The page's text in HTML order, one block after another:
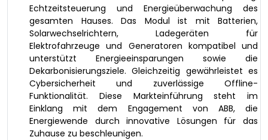
Echtzeitsteuerung und Energieüberwachung des
gesamten Hauses. Das Modul ist mit Batterien,
Solarwechselrichtern, Ladegeräten für
Elektrofahrzeuge und Generatoren kompatibel und
unterstützt Energieeinsparungen sowie die
Dekarbonisierungsziele. Gleichzeitig gewährleistet es
Cybersicherheit und zuverlässige Offline-
Funktionalität. Diese Markteinführung steht im
Einklang mit dem Engagement von ABB, die
Energiewende durch innovative Lösungen für das
Zuhause zu beschleunigen.